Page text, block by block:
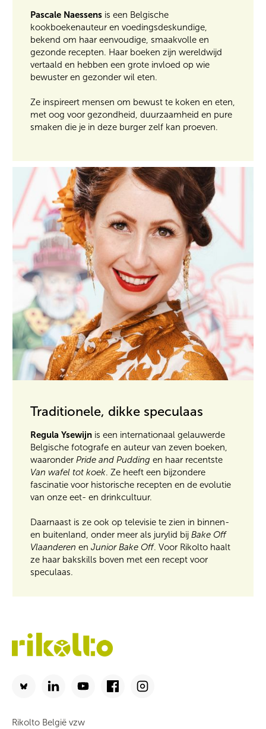
Pascale Naessens is een Belgische
kookboekenauteur en voedingsdeskundige,
bekend om haar eenvoudige, smaakvolle en
gezonde recepten. Haar boeken zijn wereldwijd
vertaald en hebben een grote invloed op wie
bewuster en gezonder wil eten.
Ze inspireert mensen om bewust te koken en eten,
met oog voor gezondheid, duurzaamheid en pure
smaken die je in deze burger zelf kan proeven.
Traditionele, dikke speculaas
Regula Ysewijn is een internationaal gelauwerde
Belgische fotografe en auteur van zeven boeken,
waaronder Pride and Pudding en haar recentste
Van wafel tot koek. Ze heeft een bijzondere
fascinatie voor historische recepten en de evolutie
van onze eet- en drinkcultuur.
Daarnaast is ze ook op televisie te zien in binnen-
en buitenland, onder meer als jurylid bij Bake Off
Vlaanderen en Junior Bake Off. Voor Rikolto haalt
ze haar bakskills boven met een recept voor
speculaas.
Rikolto België vzw